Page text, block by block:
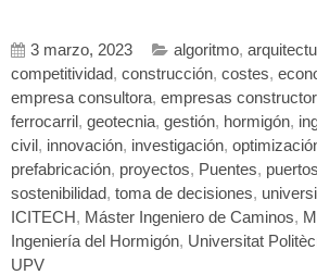
3 marzo, 2023 algoritmo,
competitividad, construcción, costes,
empresa consultora, empresas
ferrocarril , geotecnia, gestión, hormigón,
civil , innovación, investigación,
prefabricación, proyectos, Puentes, puertos
sostenibilidad, toma de decisiones,
ICITECH, Máster Ingeniero de Caminos,
Ingeniería del Hormigón, Universitat
UPV